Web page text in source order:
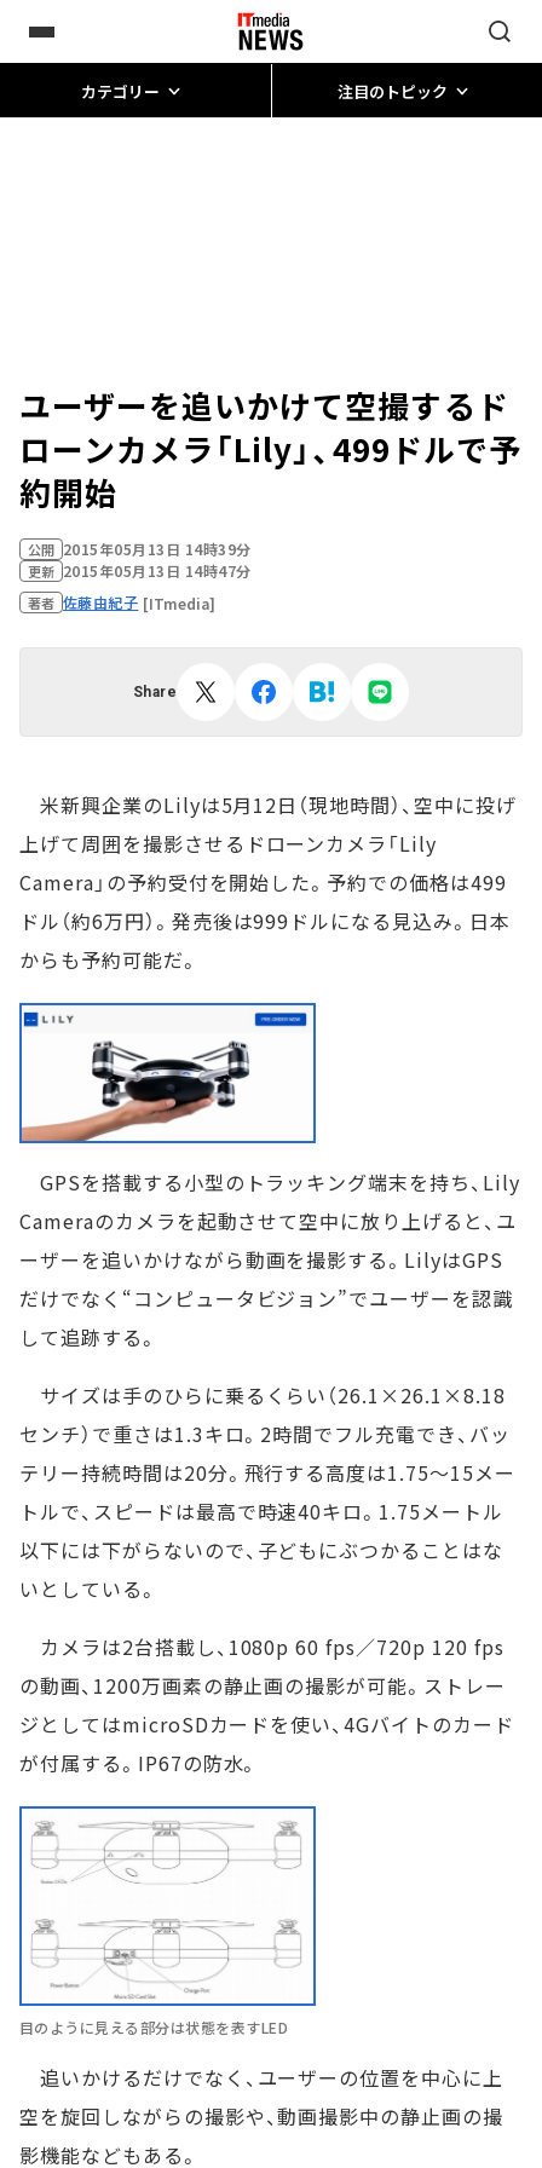
カテゴリー 注目のトピック
ユーザーを追いかけて空撮するド
ローンカメラ「Lily」、499ドルで予
約開始
公開 2015年05月13日 14時39分
更新 2015年05月13日 14時47分
著者 佐藤由紀子 [ITmedia]
Share
米新興企業のLilyは5月12日（現地時間）、空中に投げ
上げて周囲を撮影させるドローンカメラ「Lily
Camera」の予約受付を開始した。予約での価格は499
ドル（約6万円）。発売後は999ドルになる見込み。日本
からも予約可能だ。
GPSを搭載する小型のトラッキング端末を持ち、Lily
Cameraのカメラを起動させて空中に放り上げると、ユ
ーザーを追いかけながら動画を撮影する。LilyはGPS
だけでなく“コンピュータビジョン”でユーザーを認識
して追跡する。
サイズは手のひらに乗るくらい（26.1×26.1×8.18
センチ）で重さは1.3キロ。2時間でフル充電でき、バッ
テリー持続時間は20分。飛行する高度は1.75～15メー
トルで、スピードは最高で時速40キロ。1.75メートル
以下には下がらないので、子どもにぶつかることはな
いとしている。
カメラは2台搭載し、1080p 60 fps／720p 120 fps
の動画、1200万画素の静止画の撮影が可能。ストレー
ジとしてはmicroSDカードを使い、4Gバイトのカード
が付属する。IP67の防水。
目のように見える部分は状態を表すLED
追いかけるだけでなく、ユーザーの位置を中心に上
空を旋回しながらの撮影や、動画撮影中の静止画の撮
影機能などもある。